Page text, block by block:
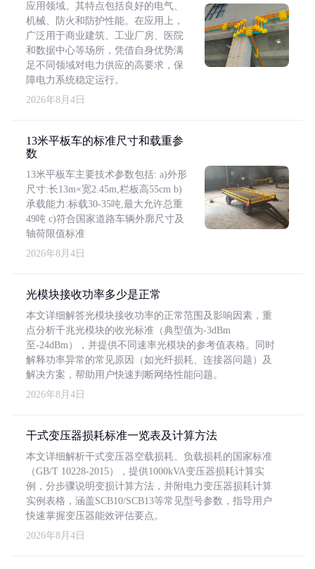
应用领域。其特点包括良好的电气、
机械、防火和防护性能。在应用上，
广泛用于商业建筑、工业厂房、医院
和数据中心等场所，凭借自身优势满
足不同领域对电力供应的高要求，保
障电力系统稳定运行。
2026年8月4日
13米平板车的标准尺寸和载重参
数
13米平板车主要技术参数包括: a)外形
尺寸:长13m×宽2.45m,栏板高55cm b)
承载能力:标载30-35吨,最大允许总重
49吨 c)符合国家道路车辆外廓尺寸及
轴荷限值标准
2026年8月4日
光模块接收功率多少是正常
本文详细解答光模块接收功率的正常范围及影响因素，重
点分析千兆光模块的收光标准（典型值为-3dBm
至-24dBm），并提供不同速率光模块的参考值表格。同时
解释功率异常的常见原因（如光纤损耗、连接器问题）及
解决方案，帮助用户快速判断网络性能问题。
2026年8月4日
干式变压器损耗标准一览表及计算方法
本文详细解析干式变压器空载损耗、负载损耗的国家标准
（GB/T 10228-2015），提供1000kVA变压器损耗计算实
例，分步骤说明变损计算方法，并附电力变压器损耗计算
实例表格，涵盖SCB10/SCB13等常见型号参数，指导用户
快速掌握变压器能效评估要点。
2026年8月4日